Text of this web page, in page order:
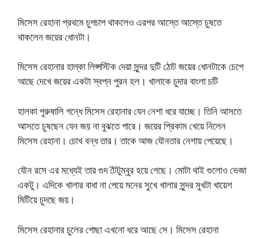
মিসেস রেহানা প্রথমে চুপচাপ থাকলেও এরপর আস্তে আস্তে চুষতে
থাকলেন জয়ের ধোনটা।
মিসেস রেহানার হাল্কা লিপ্সস্টিক দেয়া সুন্দর দুটি ঠোট জয়ের ধোনটাকে চেপে
আছে দেখে জয়ের একটা স্বপ্ন পুরন হল। খালাকে চুদার বাংলা চটি
হালকা পুরুষালি গন্ধে মিসেস রেহানার যেন নেশা ধরে যাচ্ছে। তিনি আসতে
আসতে চুষছেন যেন জয় না বুঝতে পারে। জয়ের প্রিকাম খেয়ে নিলেন
মিসেস রেহানা। চোখ বন্ধ তার। তাকে আজ যৌনতার নেশায় পেয়েছে।
যৌন রসে এর মধ্যেই তার গুদ টৈটুম্বুর হয়ে গেছে। মোটা থাই গুলোও ভেজা
একটু। এদিকে খালার বাধা না পেয়ে মনের সুখে খালার সুন্দর মুখটা খায়েশ
মিটিয়ে চুদছে জয়।
মিসেস রেহানার চুলের গোছা এখনো ধরে আছে সে। মিসেস রেহানা